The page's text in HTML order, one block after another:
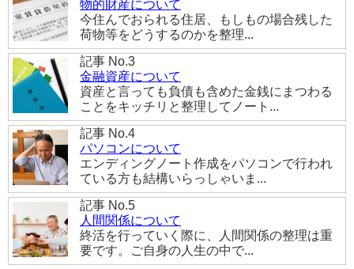
物的財産について
今住んでおられる住居、もしもの場合残した
荷物等をどうするのかを整理...
記事 No.3
金融資産について
資産と言っても負債も含めた金銭にまつわる
ことをキッチリと整理してノート...
記事 No.4
パソコンについて
エンディングノート作成をパソコンで行われ
ている方も結構いらっしゃいま...
記事 No.5
人間関係について
終活を行っていく際に、人間関係の整理は重
要です。ご自身の人生の中で...